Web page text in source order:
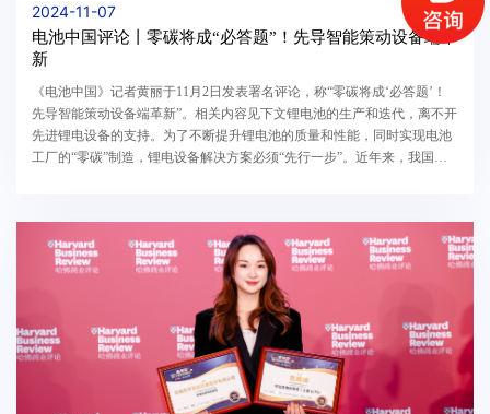
2024-11-07
电池中国评论丨零碳将成“必答题”！先导智能策动设备端革
新
《电池中国》记者黄丽于11月2日发表署名评论，称“零碳将成‘必答题’！
先导智能策动设备端革新”。相关内容见下文锂电池的生产和迭代，离不开
先进锂电设备的支持。为了不断提升锂电池的质量和性能，同时实现电池
工厂的“零碳”制造，锂电设备解决方案必须“先行一步”。近年来，我国锂